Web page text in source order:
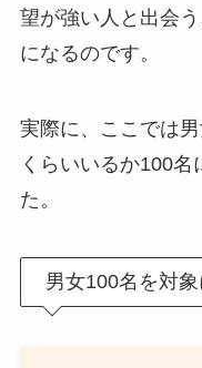
望が強い人と出会
になるのです。
実際に、ここでは
くらいいるか100
た。
男女100名を対